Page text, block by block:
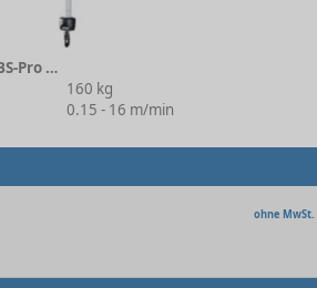
Kettenzug / Balancer DCBS-Pro 2-160 1/1 H4.3 VS16 380-480/50
160 kg
0.15 - 16 m/min
ohne MwSt.